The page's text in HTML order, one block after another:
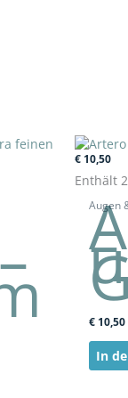
€10,50
Enthält
Augen
€ 10,50
In